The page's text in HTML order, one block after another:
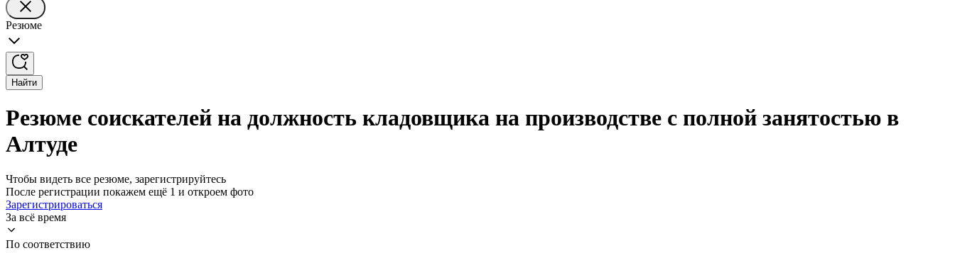
Резюме
Найти
Резюме соискателей на должность кладовщика на производстве с полной занятостью в
Алтуде
Чтобы видеть все резюме, зарегистрируйтесь
После регистрации покажем ещё 1 и откроем фото
Зарегистрироваться
За всё время
По соответствию